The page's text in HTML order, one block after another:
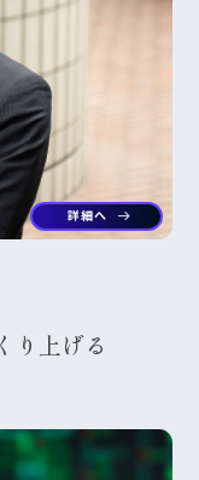
詳細へ arrow_right_alt
り上げる